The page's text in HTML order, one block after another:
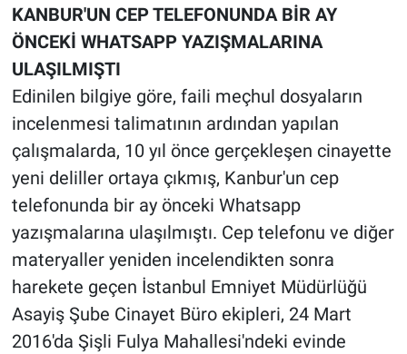
KANBUR'UN CEP TELEFONUNDA BİR AY
ÖNCEKİ WHATSAPP YAZIŞMALARINA
ULAŞILMIŞTI
Edinilen bilgiye göre, faili meçhul dosyaların
incelenmesi talimatının ardından yapılan
çalışmalarda, 10 yıl önce gerçekleşen cinayette
yeni deliller ortaya çıkmış, Kanbur'un cep
telefonunda bir ay önceki Whatsapp
yazışmalarına ulaşılmıştı. Cep telefonu ve diğer
materyaller yeniden incelendikten sonra
harekete geçen İstanbul Emniyet Müdürlüğü
Asayiş Şube Cinayet Büro ekipleri, 24 Mart
2016'da Şişli Fulya Mahallesi'ndeki evinde